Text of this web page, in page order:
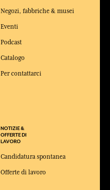
Negozi, fabbriche & musei
Eventi
Podcast
Catalogo
Per contattarci
NOTIZIE &
OFFERTE DI
LAVORO
Candidatura spontanea
Offerte di lavoro